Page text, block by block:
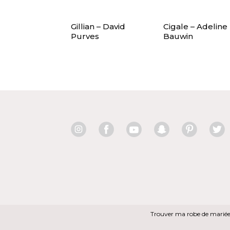
Gillian – David
Purves
Cigale – Adeline
Bauwin
Trouver ma robe de mariée